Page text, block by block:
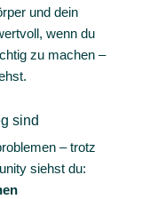
und dein
wenn du
zu machen –
sind
– trotz
siehst du: